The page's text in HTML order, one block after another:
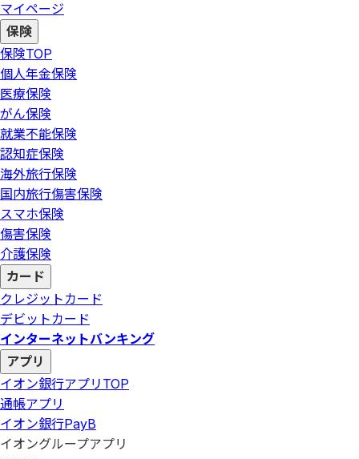
マイページ
保険
保険TOP
個人年金保険
医療保険
がん保険
就業不能保険
認知症保険
海外旅行保険
国内旅行傷害保険
スマホ保険
傷害保険
介護保険
カード
クレジットカード
デビットカード
インターネットバンキング
アプリ
イオン銀行アプリ TOP
通帳アプリ
イオン銀行PayB
イオングループアプリ